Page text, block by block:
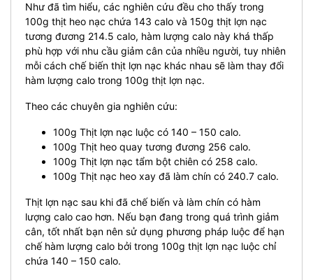
Như đã tìm hiểu, các nghiên cứu đều cho thấy trong
100g thịt heo nạc chứa 143 calo và 150g thịt lợn nạc
tương đương 214.5 calo, hàm lượng calo này khá thấp
phù hợp với nhu cầu giảm cân của nhiều người, tuy nhiên
mỗi cách chế biến thịt lợn nạc khác nhau sẽ làm thay đổi
hàm lượng calo trong 100g thịt lợn nạc.
Theo các chuyên gia nghiên cứu:
100g Thịt lợn nạc luộc có 140 – 150 calo.
100g Thịt heo quay tương đương 256 calo.
100g Thịt lợn nạc tẩm bột chiên có 258 calo.
100g Thịt nạc heo xay đã làm chín có 240.7 calo.
Thịt lợn nạc sau khi đã chế biến và làm chín có hàm
lượng calo cao hơn. Nếu bạn đang trong quá trình giảm
cân, tốt nhất bạn nên sử dụng phương pháp luộc để hạn
chế hàm lượng calo bởi trong 100g thịt lợn nạc luộc chỉ
chứa 140 – 150 calo.